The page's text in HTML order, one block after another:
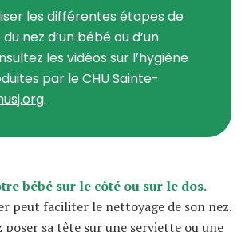
les différentes étapes de
nez d’un bébé ou d’un
les vidéos sur l’hygiène
par le CHU Sainte-
.
bébé sur le côté ou sur le dos.
peut faciliter le nettoyage de son nez.
poser sa tête sur une serviette ou une